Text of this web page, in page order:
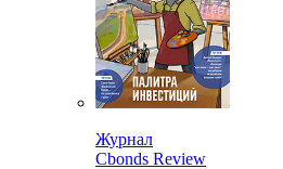
Журнал
Cbonds Review